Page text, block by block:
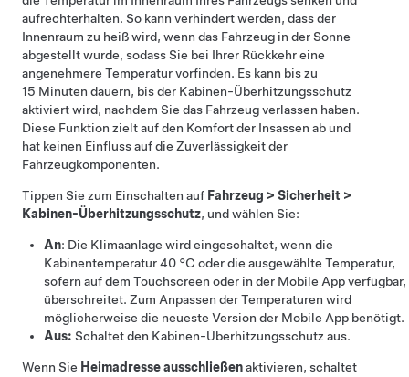
aufrechterhalten. So kann verhindert werden, dass der
Innenraum zu heiß wird, wenn das Fahrzeug in der Sonne
abgestellt wurde, sodass Sie bei Ihrer Rückkehr eine
angenehmere Temperatur vorfinden. Es kann bis zu
15 Minuten dauern, bis der Kabinen-Überhitzungsschutz
aktiviert wird, nachdem Sie das Fahrzeug verlassen haben.
Diese Funktion zielt auf den Komfort der Insassen ab und
hat keinen Einfluss auf die Zuverlässigkeit der
Fahrzeugkomponenten.
Tippen Sie zum Einschalten auf Fahrzeug > Sicherheit >
Kabinen-Überhitzungsschutz, und wählen Sie:
An: Die Klimaanlage wird eingeschaltet, wenn die
Kabinentemperatur40 °C oder die ausgewählte Temperatur,
sofern auf dem Touchscreen oder in der Mobile App verfügbar,
überschreitet. Zum Anpassen der Temperaturen wird
möglicherweise die neueste Version der Mobile App benötigt.
Aus: Schaltet den Kabinen-Überhitzungsschutz aus.
Wenn Sie Heimadresse ausschließenaktivieren, schaltet